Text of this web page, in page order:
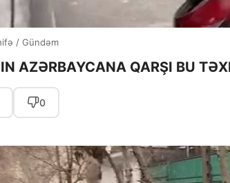
/ Gündəm
AZƏRBAYCANA QARŞI BU
0